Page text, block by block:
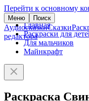
Перейти к основному
Меню Поиск
АудиосказкиСказки
редактора
Главная
Раскраски для
Для мальчиков
Майнкрафт
Раскраска